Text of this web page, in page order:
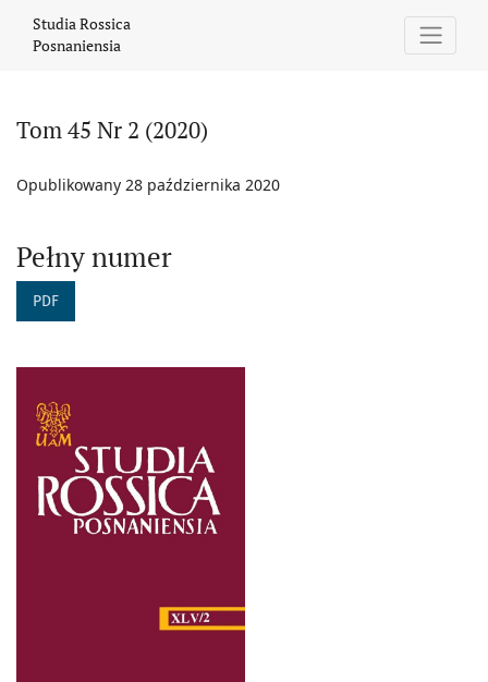
Studia Rossica
Posnaniensia
Tom 45 Nr 2 (2020)
Opublikowany 28 października 2020
Pełny numer
PDF